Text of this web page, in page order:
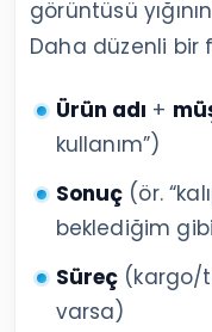
görüntüsü
Daha düzenli bir
Ürün adı +
kullanım”)
Sonuç (ör.
beklediğim
Süreç (kargo/
varsa)